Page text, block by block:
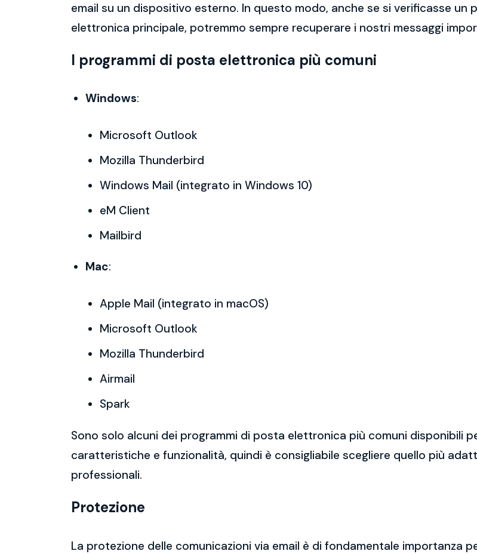
email su un dispositivo esterno. In questo modo, anche se si verificasse
elettronica principale, potremmo sempre recuperare i nostri messaggi
I programmi di posta elettronica più comuni
Windows:
Microsoft Outlook
Mozilla Thunderbird
Windows Mail (integrato in Windows 10)
eM Client
Mailbird
Mac:
Apple Mail (integrato in macOS)
Microsoft Outlook
Mozilla Thunderbird
Airmail
Spark
Sono solo alcuni dei programmi di posta elettronica più comuni disponibili
caratteristiche e funzionalità, quindi è consigliabile scegliere quello più
professionali.
Protezione
La protezione delle comunicazioni via email è di fondamentale importanza